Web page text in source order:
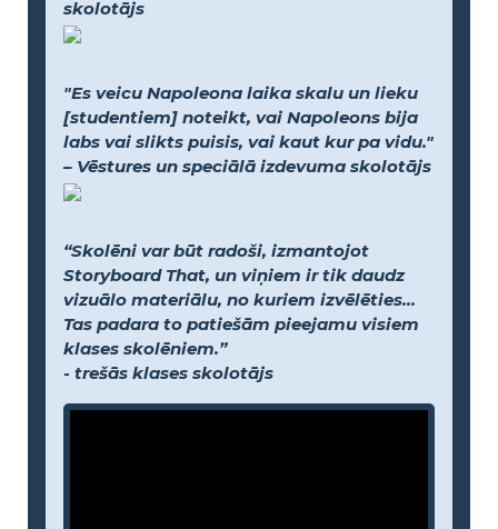
skolotājs
"Es veicu Napoleona laika skalu un lieku
[studentiem] noteikt, vai Napoleons bija
labs vai slikts puisis, vai kaut kur pa vidu."
– Vēstures un speciālā izdevuma skolotājs
“Skolēni var būt radoši, izmantojot
Storyboard That, un viņiem ir tik daudz
vizuālo materiālu, no kuriem izvēlēties...
Tas padara to patiešām pieejamu visiem
klases skolēniem.”
- trešās klases skolotājs